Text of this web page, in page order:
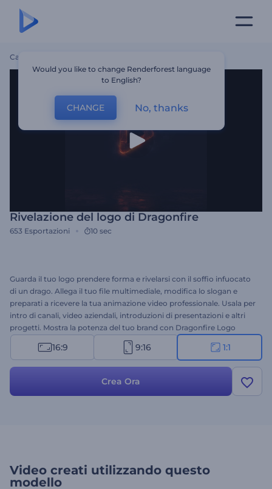
Casa
Rivelazione del logo di Dragonfire
653 Esportazioni 10 sec
Guarda il tuo logo prendere forma e rivelarsi con il soffio infuocato
di un drago. Allega il tuo file multimediale, modifica lo slogan e
preparati a ricevere la tua animazione video professionale. Usala per
intro di canali, video aziendali, introduzioni di presentazioni e altri
progetti. Mostra la potenza del tuo brand con Dragonfire Logo
Reveal. Provalo oggi stesso!
16:9 9:16 1:1
Crea Ora
Video creati utilizzando questo
modello
Would you like to change Renderforest language
to English?
CHANGE No, thanks